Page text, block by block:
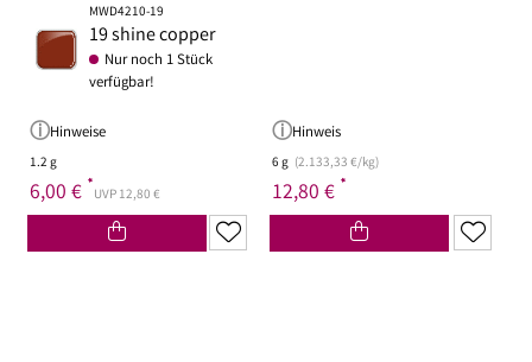
MWD4210-19
19 shine copper
Nur noch 1 Stück
verfügbar!
Hinweise
1.2 g
6,00 € *UVP 12,80 €
Hinweis
6 g (2.133,33 €/kg)
12,80 € *